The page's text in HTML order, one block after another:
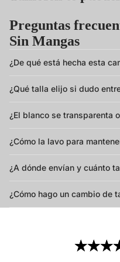
Preguntas
Sin Mangas
¿De qué está hecha esta
¿Qué talla elijo si dudo
¿El blanco se transparenta
¿Cómo la lavo para
¿A dónde envían y cuánto
¿Cómo hago un cambio de